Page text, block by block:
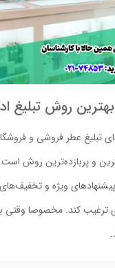
روش تبلیغ
تبلیغ عطر فروشی و
و پربازده‌ترین روش
ویژه و تخفیف‌های
ترغیب کند. مخصوصا وقتی